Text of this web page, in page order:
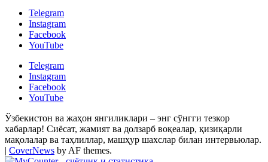
Telegram
Instagram
Facebook
YouTube
Telegram
Instagram
Facebook
YouTube
Ўзбекистон ва жаҳон янгиликлари – энг сўнгги тезкор
хабарлар! Сиёсат, жамият ва долзарб воқеалар, қизиқарли
мақолалар ва таҳлиллар, машҳур шахслар билан интервьюлар.
| CoverNews by AF themes.